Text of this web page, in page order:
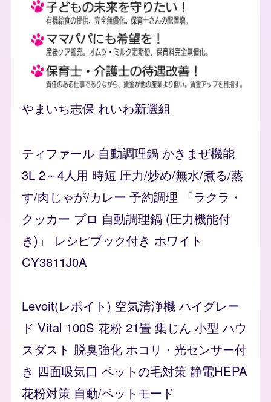
flyer_explain
やまいち志保 れいわ新選組
ティファール 自動調理鍋 かきまぜ機能
3L 2～4人用 時短 圧力/炒め/無水/煮る/蒸
す/肉じゃが/カレー 予約調理 「ラクラ・
クッカー プロ 自動調理鍋 (圧力機能付
き)」 レシピブック付き ホワイト
CY3811J0A
Levoit(レボイト) 空気清浄機 ハイグレー
ド Vital 100S 花粉 21畳 集じん 小型 ハウ
スダスト 脱臭強化 ホコリ・光センサー付
き 四面吸気口 ペットの毛対策 静電HEPA
花粉対策 自動/ペットモード